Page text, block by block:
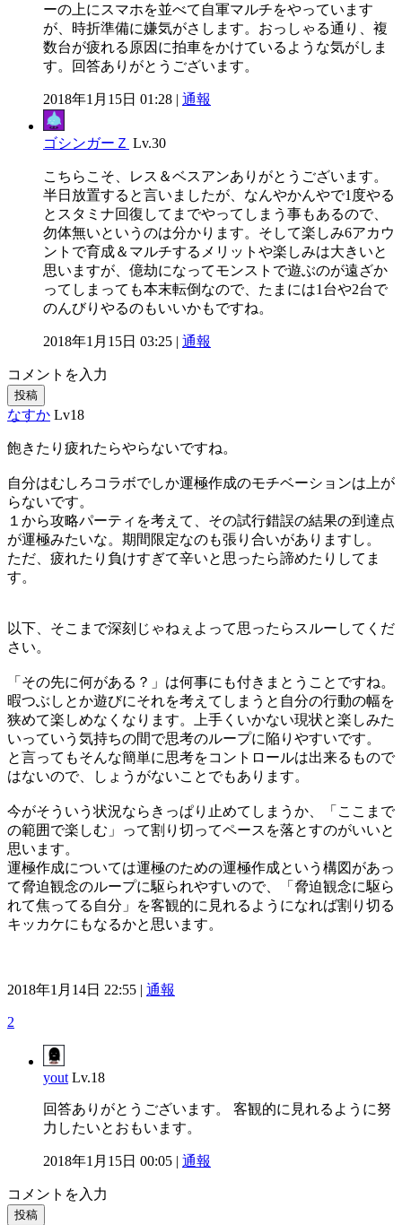
ーの上にスマホを並べて自軍マルチをやっています
が、時折準備に嫌気がさします。おっしゃる通り、複
数台が疲れる原因に拍車をかけているような気がしま
す。回答ありがとうございます。
2018年1月15日 01:28 | 通報
ゴシンガーＺ Lv.30
こちらこそ、レス＆ベスアンありがとうございます。
半日放置すると言いましたが、なんやかんやで1度やる
とスタミナ回復してまでやってしまう事もあるので、
勿体無いというのは分かります。そして楽しみ6アカウ
ントで育成＆マルチするメリットや楽しみは大きいと
思いますが、億劫になってモンストで遊ぶのが遠ざか
ってしまっても本末転倒なので、たまには1台や2台で
のんびりやるのもいいかもですね。
2018年1月15日 03:25 | 通報
コメントを入力
投稿
なすか Lv18
飽きたり疲れたらやらないですね。
自分はむしろコラボでしか運極作成のモチベーションは上が
らないです。
１から攻略パーティを考えて、その試行錯誤の結果の到達点
が運極みたいな。期間限定なのも張り合いがありますし。
ただ、疲れたり負けすぎて辛いと思ったら諦めたりしてま
す。
以下、そこまで深刻じゃねぇよって思ったらスルーしてくだ
さい。
「その先に何がある？」は何事にも付きまとうことですね。
暇つぶしとか遊びにそれを考えてしまうと自分の行動の幅を
狭めて楽しめなくなります。上手くいかない現状と楽しみた
いっていう気持ちの間で思考のループに陥りやすいです。
と言ってもそんな簡単に思考をコントロールは出来るもので
はないので、しょうがないことでもあります。
今がそういう状況ならきっぱり止めてしまうか、「ここまで
の範囲で楽しむ」って割り切ってペースを落とすのがいいと
思います。
運極作成については運極のための運極作成という構図があっ
て脅迫観念のループに駆られやすいので、「脅迫観念に駆ら
れて焦ってる自分」を客観的に見れるようになれば割り切る
キッカケにもなるかと思います。
2018年1月14日 22:55 | 通報
2
yout Lv.18
回答ありがとうございます。 客観的に見れるように努
力したいとおもいます。
2018年1月15日 00:05 | 通報
コメントを入力
投稿